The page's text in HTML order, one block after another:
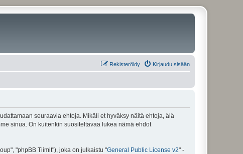
Kirjaudu sisään
Rekisteröidy
seuraavia ehtoja. Mikäli et hyväksy näitä ehtoja, älä
sinua. On kuitenkin suositeltavaa lukea nämä ehdot
"phpBB Tiimit"), joka on julkaistu "General Public License v2" -